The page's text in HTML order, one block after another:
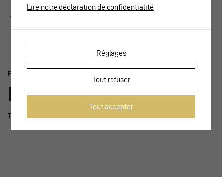
Prizewinner 2021
Rapperswil-Jona
This page will be soon translated…
Lire notre déclaration de confidentialité
Réglages
Tout refuser
Tout accepter